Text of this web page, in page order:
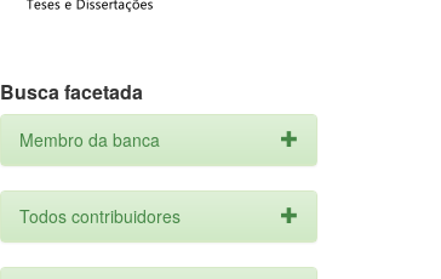
Busca facetada
Membro da banca
Todos contribuidores